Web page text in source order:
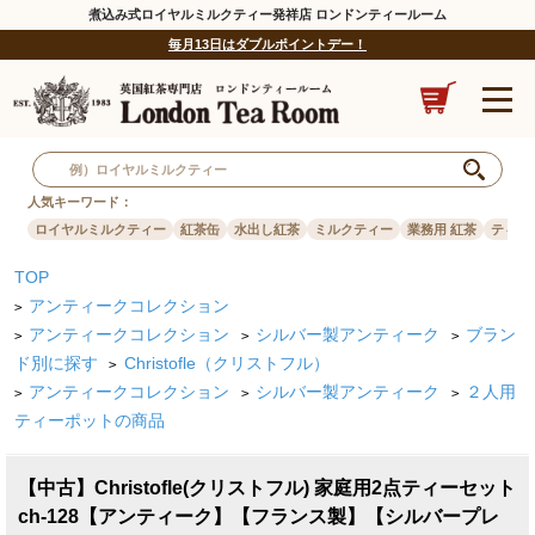
煮込み式ロイヤルミルクティー発祥店 ロンドンティールーム
毎月13日はダブルポイントデー！
人気キーワード：
ロイヤルミルクティー
紅茶缶 水出し紅茶 ミルクティー 業務用 紅茶 ティー
TOP
> アンティークコレクション
> アンティークコレクション > シルバー製アンティーク > ブラン
ド別に探す
> Christofle（クリストフル）
> アンティークコレクション > シルバー製アンティーク >
２人用
ティーポットの商品
【中古】Christofle(クリストフル) 家庭用2点ティーセット
ch-128【アンティーク】【フランス製】【シルバープレ